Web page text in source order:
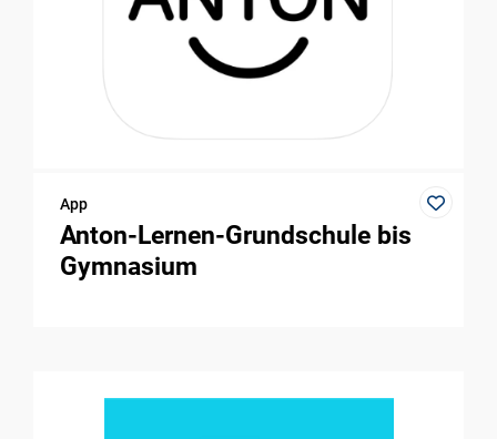
App
Anton-Lernen-Grundschule bis
Gymnasium